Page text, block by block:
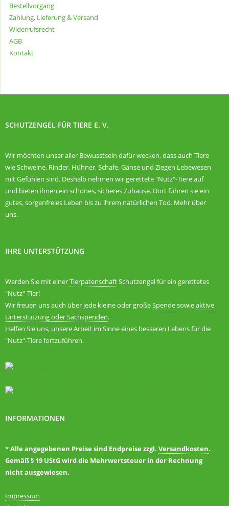
Bestellvorgang
Zahlung, Lieferung & Versand
Widerrufsrecht
AGB
Kontakt
SCHUTZENGEL FÜR TIERE E. V.
Wir möchten unser aller Bewusstsein dafür wecken, dass auch Tiere
wie Schweine, Rinder, Hühner, Schafe, Gänse und Ziegen Lebewesen
mit Gefühlen sind. Deshalb nehmen wir gerettete "Nutz"-Tiere auf
und bieten ihnen ein schönes, sicheres Zuhause. Dort führen sie ein
gutes, sorgenfreies Leben bis zu ihrem natürlichen Tod. Mehr über
uns.
IHRE UNTERSTÜTZUNG
Werden Sie mit einerTierpatenschaftSchutzengel für ein gerettetes
"Nutz"-Tier!
Wir freuen uns auch über jede kleine oder großeSpendesowieaktive
Unterstützung oder Sachspenden.
Helfen Sie uns, unsere Arbeit im Sinne eines besseren Lebens für die
"Nutz"-Tiere fortzuführen.
INFORMATIONEN
*Alle angegebenen Preise sind Endpreise zzgl. Versandkosten.
Gemäß § 19 UStG wird die Mehrwertsteuer in der Rechnung
nicht ausgewiesen.
Impressum